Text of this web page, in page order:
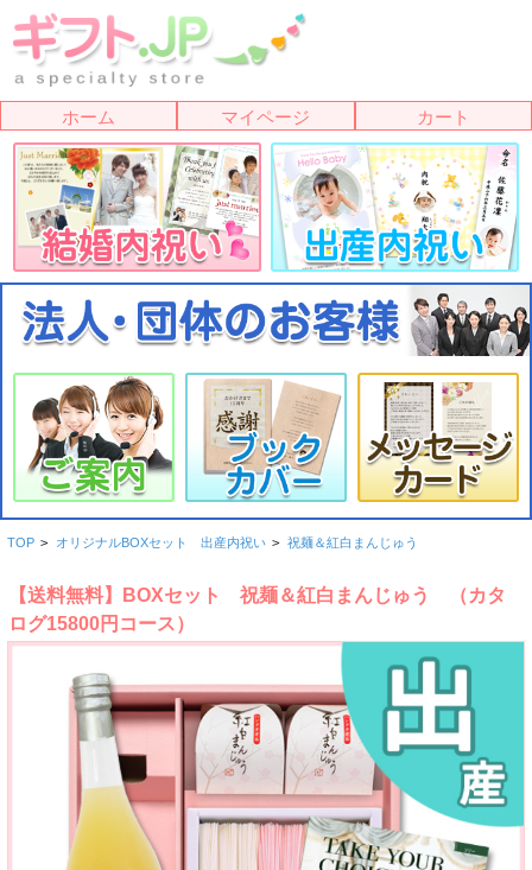
ホーム マイページ カート
TOP > オリジナルBOXセット 出産内祝い > 祝麺＆紅白まんじゅう
【送料無料】BOXセット 祝麺＆紅白まんじゅう （カタ
ログ15800円コース）